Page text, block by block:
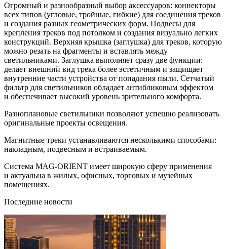
Огромный и разнообразный выбор аксессуаров: коннекторы
всех типов (угловые, тройные, гибкие) для соединения треков
и создания разных геометрических форм. Подвесы для
крепления треков под потолком и создания визуально легких
конструкций. Верхняя крышка (заглушка) для треков, которую
можно резать на фрагменты и вставлять между
светильниками. Заглушка выполняет сразу две функции:
делает внешний вид трека более эстетичным и защищает
внутренние части устройства от попадания пыли. Сетчатый
фильтр для светильников обладает антибликовым эффектом
и обеспечивает высокий уровень зрительного комфорта.
Разноплановые светильники позволяют успешно реализовать
оригинальные проекты освещения.
Магнитные треки устанавливаются несколькими способами:
накладным, подвесным и встраиваемым.
Система MAG-ORIENT имеет широкую сферу применения
и актуальна в жилых, офисных, торговых и музейных
помещениях.
Последние новости